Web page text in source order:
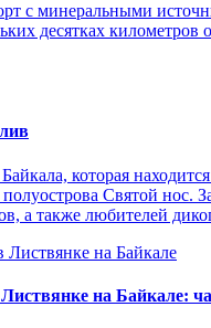
с минеральными
десятках километров
которая
Святой нос.
а также любителей
на Байкале: